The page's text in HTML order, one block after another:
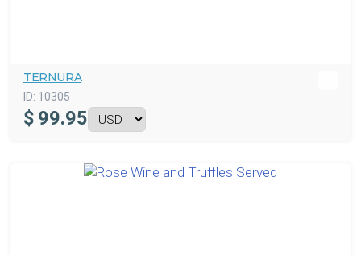
TERNURA
ID: 10305
$ 99.95